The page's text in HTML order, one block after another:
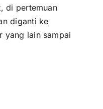
di pertemuan
diganti ke
yang lain sampai